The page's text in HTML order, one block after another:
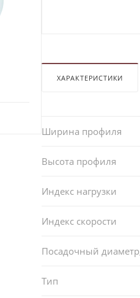
ХАРАКТЕРИСТИКИ
Ширина профиля
Высота профиля
Индекс нагрузки
Индекс скорости
Посадочный
Тип